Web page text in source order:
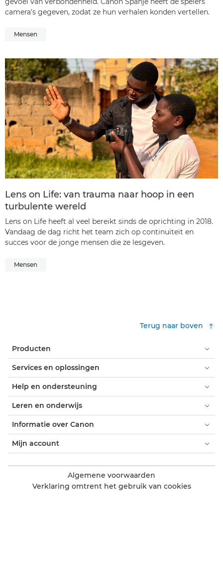
camera's gegeven, zodat ze hun verhalen konden vertellen.
Mensen
Lens on Life: van trauma naar hoop in een
turbulente wereld
Lens on Life heeft al veel bereikt sinds de oprichting in 2018.
Vandaag de dag richt het team zich op continuïteit en
succes voor de jonge mensen die ze lesgeven.
Mensen
Terug naar boven
Producten
Services en oplossingen
Help en ondersteuning
Leren en onderwijs
Informatie over Canon
Mijn account
Algemene voorwaarden
Verklaring omtrent het gebruik van cookies